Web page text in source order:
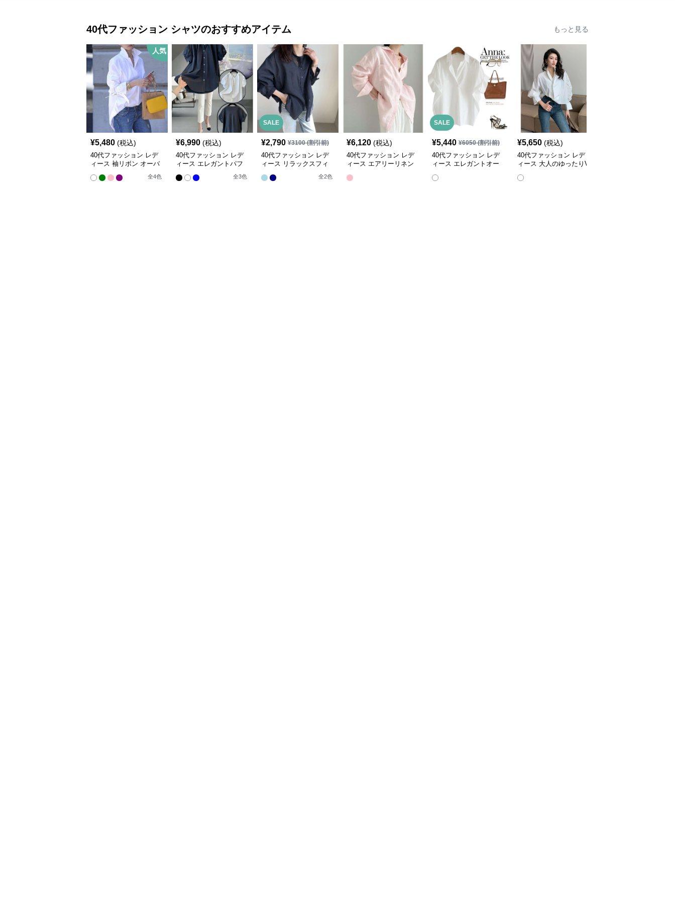
40代ファッション シャツのおすすめアイテム もっと見る
人気
¥5,480 (税込)
40代ファッション レデ
ィース 袖リボン オーバ
ーサイズシャツブラウス
全4色
¥6,990 (税込)
40代ファッション レデ
ィース エレガントパフ
スリーブオーバーサイズ
シャツ
全3色
SALE
¥2,790 ¥3100(割引前)
40代ファッション レデ
ィース リラックスフィ
ットリネンブレンドシャ
ツ
全2色
¥6,120 (税込)
40代ファッション レデ
ィース エアリーリネン
SALE
¥5,440 ¥6050(割引前)
40代ファッション レデ
ィース エレガントオー
¥5,650 (税込)
40代ファッション レデ
ィース 大人のゆったりV